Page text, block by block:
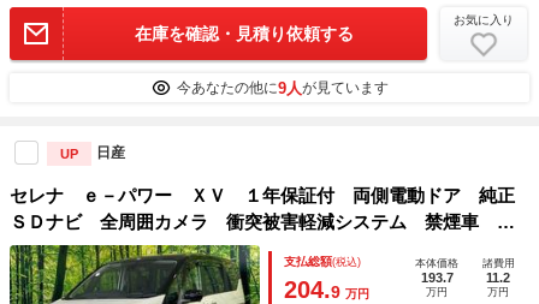
在庫を確認・見積り依頼する
お気に入り
今あなたの他に9人が見ています
UP 日産
セレナ ｅ－パワー ＸＶ １年保証付 両側電動ドア 純正
ＳＤナビ 全周囲カメラ 衝突被害軽減システム 禁煙車 コ
ーナーセンサー スマートキー ＬＥＤヘッド ＥＴＣ クル
コン 純正１５インチアルミ パークアシスト オートライト
支払総額(税込)
204.9 万円
本体価格
193.7
万円
諸費用
11.2
万円